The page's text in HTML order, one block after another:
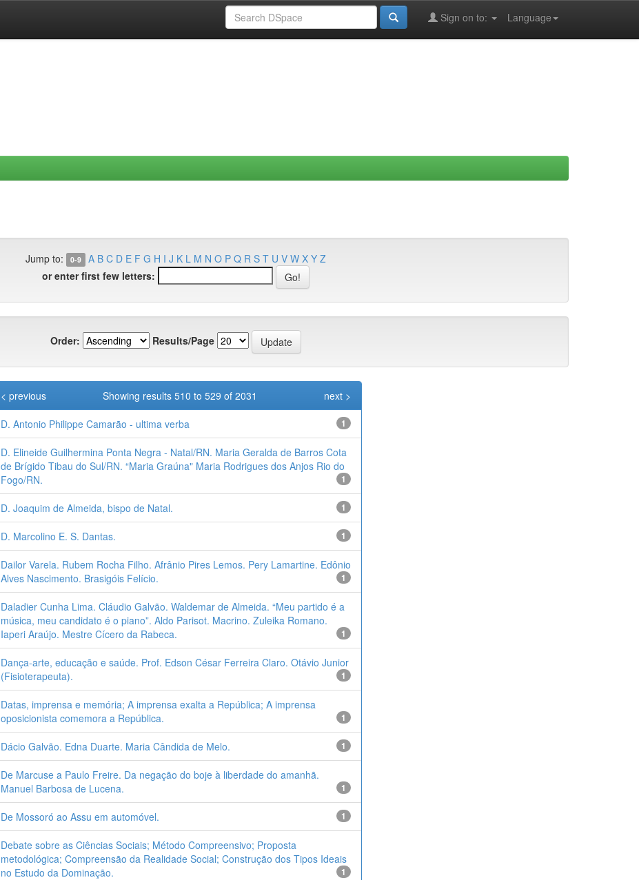
Language
Sign on to:
Jump to: 0-9 A B C D E F G H I J K L M N O P Q R S T U V W X Y Z
or enter first few letters:
Order: Results/Page
Showing results 510 to 529 of 2031
< previous next >
D. Antonio Philippe Camarão - ultima verba 1
D. Elineide Guilhermina Ponta Negra - Natal/RN. Maria Geralda de Barros Cota
de Brígido Tibau do Sul/RN. “Maria Graúna" Maria Rodrigues dos Anjos Rio do
Fogo/RN.
1
D. Joaquim de Almeida, bispo de Natal. 1
D. Marcolino E. S. Dantas. 1
Dailor Varela. Rubem Rocha Filho. Afrânio Pires Lemos. Pery Lamartine. Edônio
Alves Nascimento. Brasigóis Felício.
1
Daladier Cunha Lima. Cláudio Galvão. Waldemar de Almeida. “Meu partido é a
música, meu candidato é o piano”. Aldo Parisot. Macrino. Zuleika Romano.
Iaperi Araújo. Mestre Cícero da Rabeca.
1
Dança-arte, educação e saúde. Prof. Edson César Ferreira Claro. Otávio Junior
(Fisioterapeuta).
1
Datas, imprensa e memória; A imprensa exalta a República; A imprensa
oposicionista comemora a República.
1
Dácio Galvão. Edna Duarte. Maria Cândida de Melo. 1
De Marcuse a Paulo Freire. Da negação do boje à liberdade do amanhã.
Manuel Barbosa de Lucena.
1
De Mossoró ao Assu em automóvel. 1
Debate sobre as Ciências Sociais; Método Compreensivo; Proposta
metodológica; Compreensão da Realidade Social; Construção dos Tipos Ideais
no Estudo da Dominação.
1